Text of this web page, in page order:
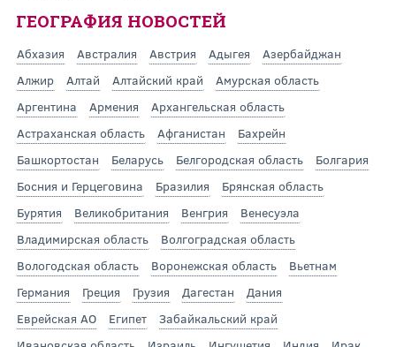
ГЕОГРАФИЯ НОВОСТЕЙ
Абхазия Австралия Австрия Адыгея
Азербайджан
Алжир
Алтай Алтайский край
Амурская область
Аргентина
Армения
Архангельская область
Астраханская область
Афганистан
Бахрейн
Башкортостан
Беларусь Белгородская область
Болгария
Босния и Герцеговина
Бразилия
Брянская область
Бурятия
Великобритания Венгрия
Венесуэла
Владимирская область
Волгоградская область
Вологодская область
Воронежская область
Вьетнам
Германия
Греция Грузия Дагестан
Дания
Еврейская АО
Египет
Забайкальский край